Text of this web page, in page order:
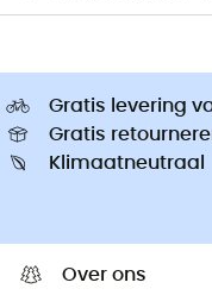
Gratis levering
Gratis
Klimaatneutraal
Over ons